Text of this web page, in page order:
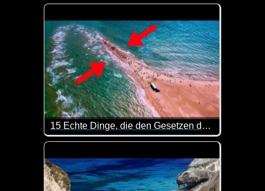
Hast du schon mal was von Extrem-Bügeln
15 Echte Dinge, die den Gesetzen der Physik trotzen!
Hier kannst du mal wieder was lernen. Sehr